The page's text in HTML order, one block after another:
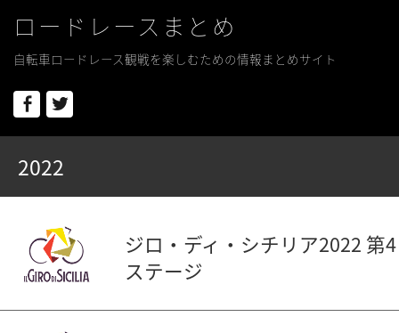
ロードレースまとめ
自転車ロードレース観戦を楽しむための情報まとめサイト
Facebook
2022
ジロ・ディ・シチリア2022 第4
ステージ